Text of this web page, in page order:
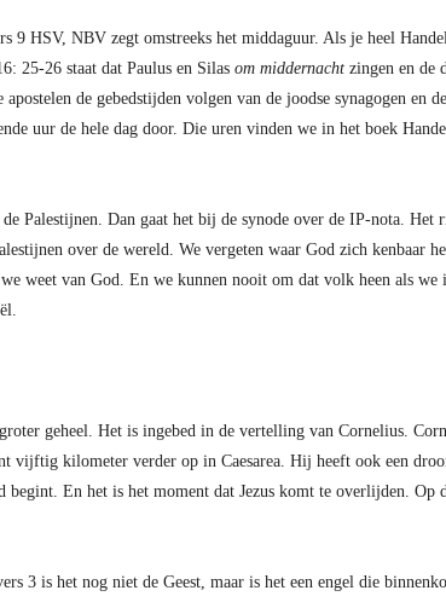
9 HSV, NBV zegt omstreeks het middaguur. Als je heel
25-26 staat dat Paulus en Silas om middernacht zingen en de
de gebedstijden volgen van de joodse synagogen en
uur de hele dag door. Die uren vinden we in het boek
Palestijnen. Dan gaat het bij de synode over de IP-nota. Het
over de wereld. We vergeten waar God zich kenbaar
weet van God. En we kunnen nooit om dat volk heen als
geheel. Het is ingebed in de vertelling van Cornelius.
vijftig kilometer verder op in Caesarea. Hij heeft ook een
begint. En het is het moment dat Jezus komt te overlijden.
3 is het nog niet de Geest, maar is het een engel die